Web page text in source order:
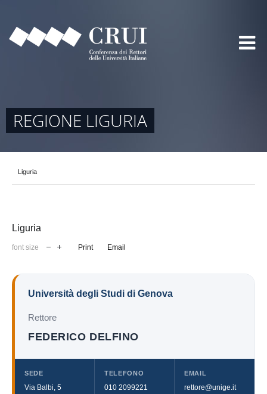
REGIONE LIGURIA
Liguria
Liguria
font size Print Email
Università degli Studi di Genova
Rettore
FEDERICO DELFINO
SEDE
Via Balbi, 5
TELEFONO
010 2099221
EMAIL
rettore@unige.it